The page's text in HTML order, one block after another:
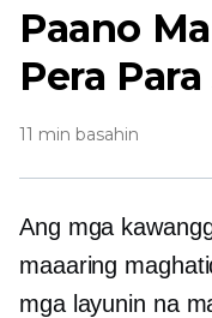
Paano
Pera
11 min basahin
Ang mga
maaaring
mga layunin na